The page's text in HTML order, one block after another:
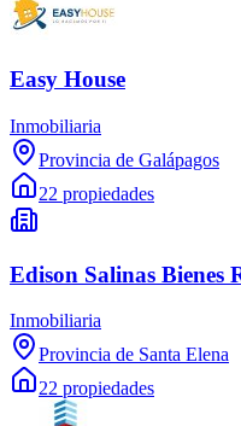
Easy House
Inmobiliaria
Provincia de Galápagos
22 propiedades
Edison Salinas Bienes
Inmobiliaria
Provincia de Santa Elena
22 propiedades